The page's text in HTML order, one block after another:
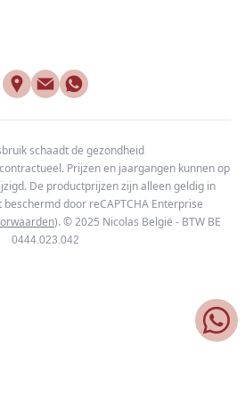
schaadt de gezondheid
Prijzen en jaargangen kunnen op
De productprijzen zijn alleen geldig in
door reCAPTCHA Enterprise
). © 2025 Nicolas België - BTW BE
0444.023.042